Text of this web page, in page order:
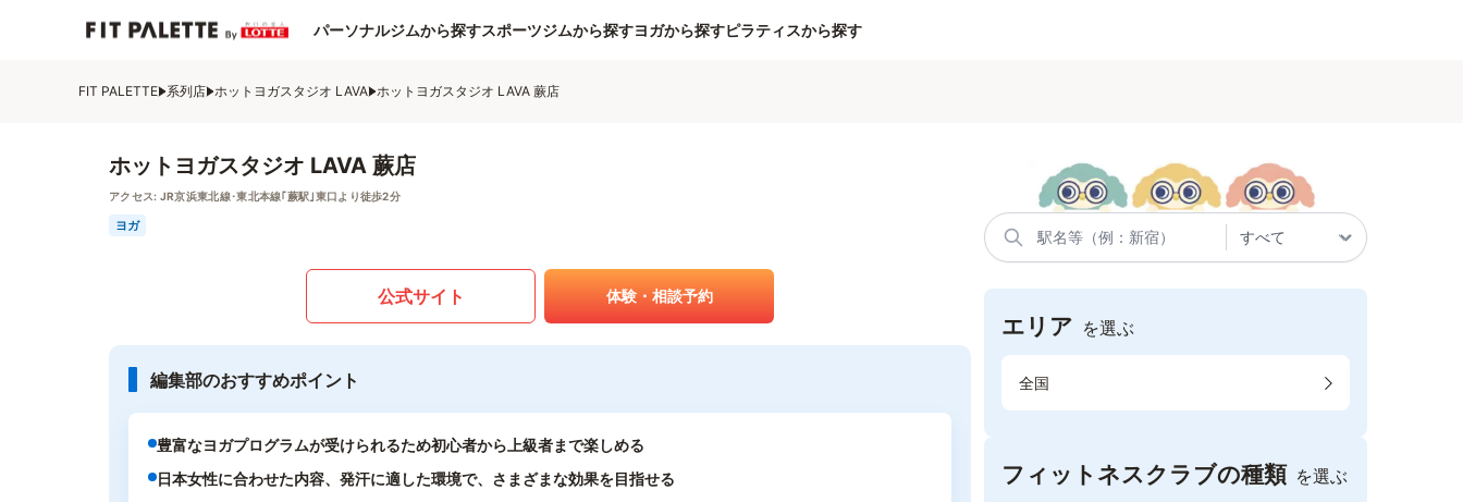
パーソナルジムから探すスポーツジムから探すヨガから探すピラティスから探す
FIT PALETTE 系列店 ホットヨガスタジオ LAVA ホットヨガスタジオ LAVA 蕨店
ホットヨガスタジオ LAVA 蕨店
アクセス: JR京浜東北線･東北本線｢蕨駅｣東口より徒歩2分
ヨガ
公式サイト 体験・相談予約
編集部のおすすめポイント
豊富なヨガプログラムが受けられるため初心者から上級者まで楽しめる
日本女性に合わせた内容、発汗に適した環境で、さまざまな効果を目指せる
エリア を選ぶ
全国
フィットネスクラブの種類 を選ぶ